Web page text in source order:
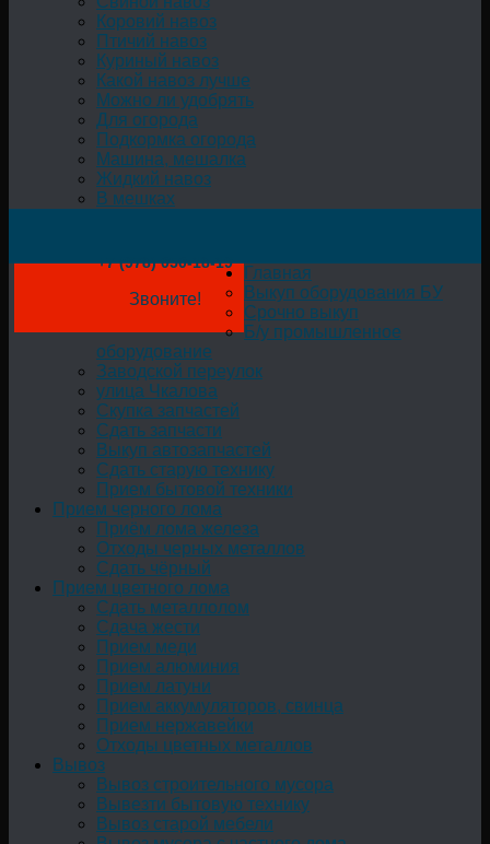
Коровий навоз
Птичий навоз
Куриный навоз
Какой навоз лучше
Можно ли удобрять
Для огорода
Подкормка огорода
Машина, мешалка
Жидкий навоз
В мешках
+7 (978) 050-18-19
Звоните!
Главная
Выкуп оборудования БУ
Срочно выкуп
Б/у промышленное
оборудование
Заводской переулок
улица Чкалова
Скупка запчастей
Сдать запчасти
Выкуп автозапчастей
Сдать старую технику
Прием бытовой техники
Прием черного лома
Приём лома железа
Отходы черных металлов
Сдать чёрный
Прием цветного лома
Сдать металлолом
Сдача жести
Прием меди
Прием алюминия
Прием латуни
Прием аккумуляторов, свинца
Прием нержавейки
Отходы цветных металлов
Вывоз
Вывоз строительного мусора
Вывезти бытовую технику
Вывоз старой мебели